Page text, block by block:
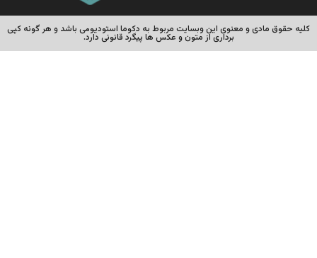
کلیه حقوق مادی و معنوی این وبسایت مربوط به دکوما استودیومی باشد و هر گونه کپی
برداری از متون و عکس ها پیگرد قانونی دارد.